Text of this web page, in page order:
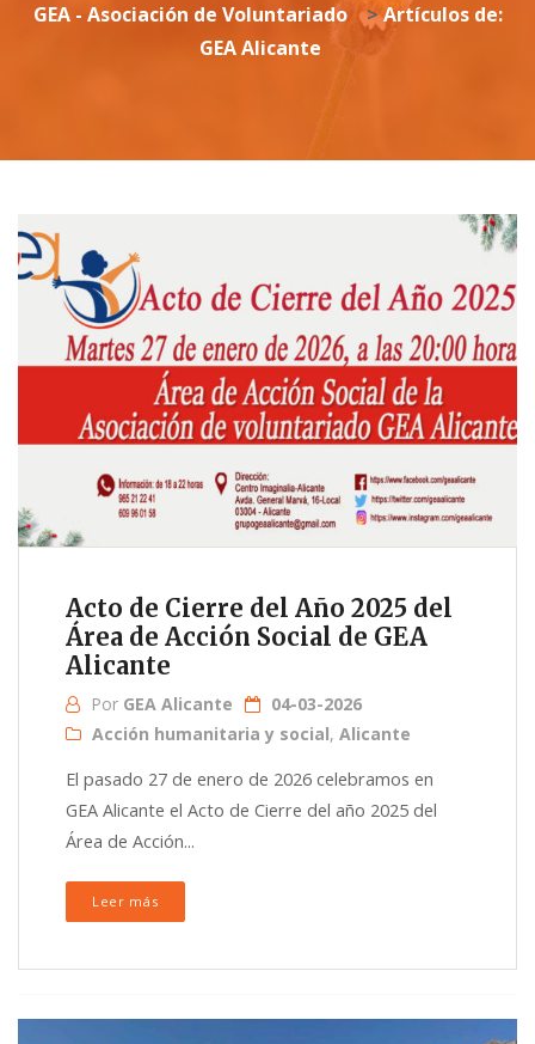
GEA - Asociación de Voluntariado >Artículos de:
GEA Alicante
Acto de Cierre del Año 2025 del
Área de Acción Social de GEA
Alicante
Por GEA Alicante
04-03-2026
Acción humanitaria y social, Alicante
El pasado 27 de enero de 2026 celebramos en
GEA Alicante el Acto de Cierre del año 2025 del
Área de Acción...
Leer más